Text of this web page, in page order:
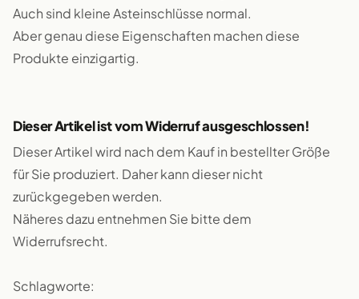
Auch sind kleine Asteinschlüsse normal.
Aber genau diese Eigenschaften machen diese
Produkte einzigartig.
Dieser Artikel ist vom Widerruf ausgeschlossen!
Dieser Artikel wird nach dem Kauf in bestellter Größe
für Sie produziert. Daher kann dieser nicht
zurückgegeben werden.
Näheres dazu entnehmen Sie bitte dem
Widerrufsrecht.
Schlagworte: